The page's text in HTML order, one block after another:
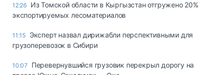
12:26 Из Томской области в Кыргызстан отгружено 20%
экспортируемых лесоматериалов
11:15 Эксперт назвал дирижабли перспективными для
грузоперевозок в Сибири
10:07
Перевернувшийся грузовик перекрыл дорогу на